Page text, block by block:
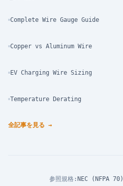
Complete Wire Gauge Guide
Copper vs Aluminum Wire
EV Charging Wire Sizing
Temperature Derating
全記事を見る →
参照規格 : NEC (NFPA 70)